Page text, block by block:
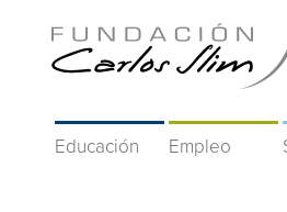
Educación Empleo